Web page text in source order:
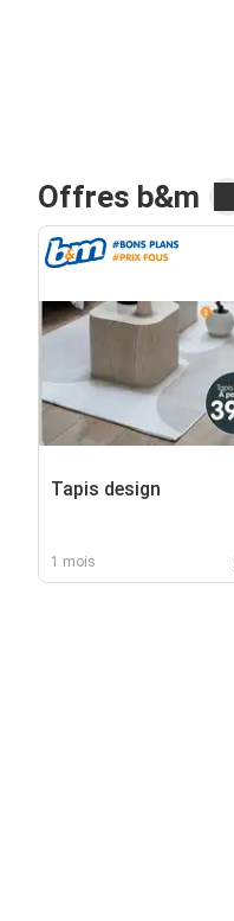
Offres b&m
Tapis design
1 mois